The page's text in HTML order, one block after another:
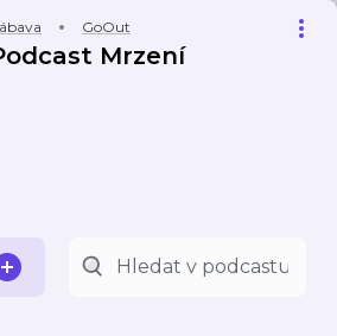
GoOut
Mrzení